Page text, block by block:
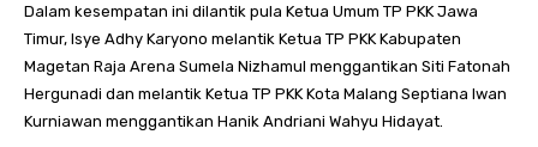
Dalam kesempatan ini dilantik pula Ketua Umum TP PKK Jawa
Timur, Isye Adhy Karyono melantik Ketua TP PKK Kabupaten
Magetan Raja Arena Sumela Nizhamul menggantikan Siti Fatonah
Hergunadi dan melantik Ketua TP PKK Kota Malang Septiana Iwan
Kurniawan menggantikan Hanik Andriani Wahyu Hidayat.